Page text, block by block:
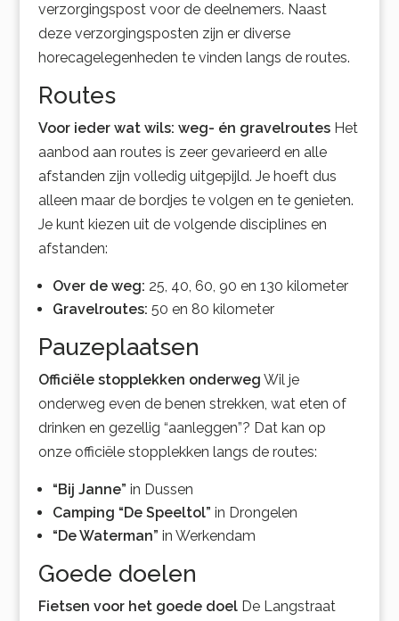
verzorgingspost voor de deelnemers. Naast
deze verzorgingsposten zijn er diverse
horecagelegenheden te vinden langs de routes.
Routes
Voor ieder wat wils: weg- én gravelroutesHet
aanbod aan routes is zeer gevarieerd en alle
afstanden zijn volledig uitgepijld. Je hoeft dus
alleen maar de bordjes te volgen en te genieten.
Je kunt kiezen uit de volgende disciplines en
afstanden:
Over de weg: 25, 40, 60, 90 en 130 kilometer
Gravelroutes: 50 en 80 kilometer
Pauzeplaatsen
Officiële stopplekken onderweg Wil je
onderweg even de benen strekken, wat eten of
drinken en gezellig “aanleggen”? Dat kan op
onze officiële stopplekken langs de routes:
“Bij Janne” in Dussen
Camping “De Speeltol” in Drongelen
“De Waterman” in Werkendam
Goede doelen
Fietsen voor het goede doelDe Langstraat